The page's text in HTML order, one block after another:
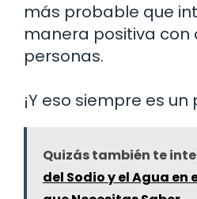
más probable que
manera positiva con
personas.
¡Y eso siempre es un
Quizás también te
del Sodio y el Agua en